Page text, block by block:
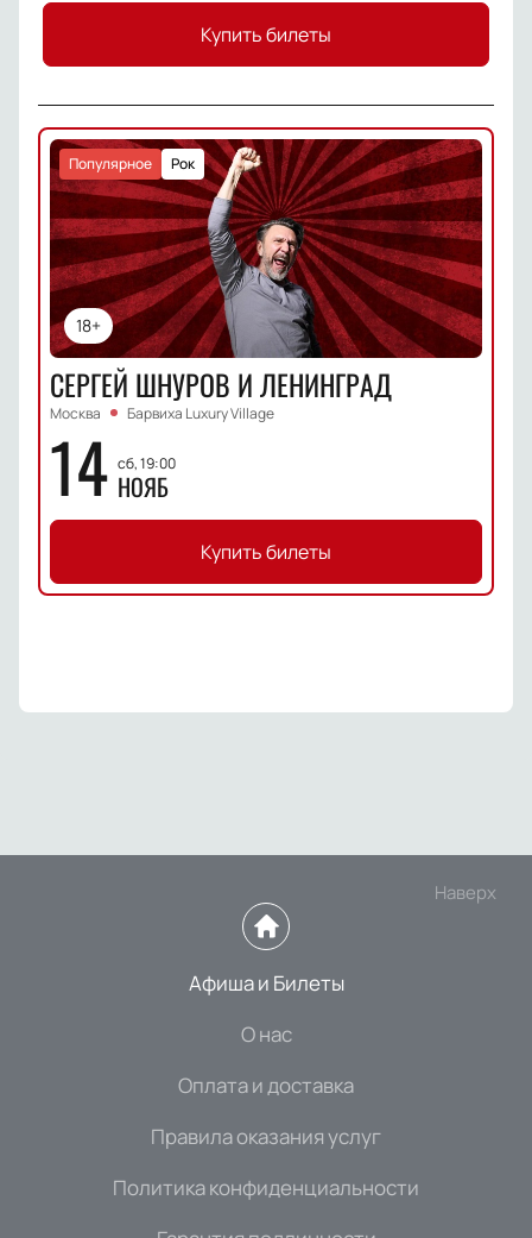
Купить билеты
18+
Рок
Популярное
СЕРГЕЙ ШНУРОВ И ЛЕНИНГРАД
Москва Барвиха Luxury Village
14 сб, 19:00
НОЯБ
Купить билеты
Наверх
Афиша и Билеты
О нас
Оплата и доставка
Правила оказания услуг
Политика конфиденциальности